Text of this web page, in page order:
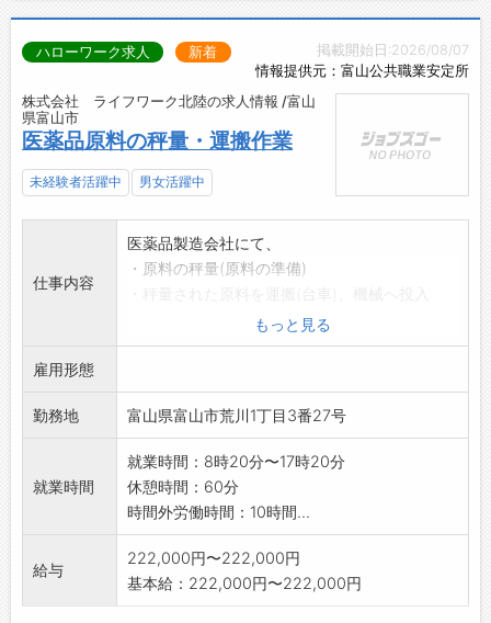
掲載開始日:2026/08/07
情報提供元：富山公共職業安定所
ハローワーク求人 新着
株式会社 ライフワーク北陸の求人情報 /富山
県富山市
医薬品原料の秤量・運搬作業
未経験者活躍中 男女活躍中
仕事内容
医薬品製造会社にて、
・原料の秤量(原料の準備)
・治具、ケースの洗浄作業
クリーンルーム内での作業です
もっと見る
雇用形態
勤務地 富山県富山市荒川1丁目3番27号
就業時間
就業時間：8時20分〜17時20分
休憩時間：60分
時間外労働時間：10時間...
給与
222,000円〜222,000円
基本給：222,000円〜222,000円